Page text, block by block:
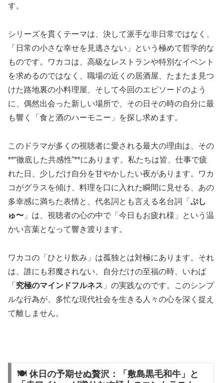
す。
シリーズを貫くテーマは、決して派手な非日常ではなく、
「日常の小さな幸せを見逃さない」という極めて哲学的な
ものです。ワカコは、高級なレストランや特別なイベント
を求めるのではなく、職場の近くの居酒屋、たまたま見つ
けた路地裏の小料理屋、そして今回のエピソードのよう
に、偶然出会った新しい場所で、その日その時の自分に最
も響く「食と酒のハーモニー」を探し求めます。
このドラマが多くの視聴者に愛される最大の理由は、その
**“徹底した共感性”**にあります。私たちは皆、仕事で疲
れた日、少しだけ自分を甘やかしたい夜があります。ワカ
コがグラスを傾け、料理を口に入れた瞬間に見せる、あの
多幸感に満ちた表情と、代名詞とも言える名台詞「 ぷし
ゅ〜 」は、視聴者の心の中で「今日もお疲れ様」という温
かい言葉となって響き渡ります。
ワカコの「ひとり飲み」は孤独とは対極にあります。それ
は、誰にも邪魔されない、自分だけの至福の時、いわば
「 究極のマインドフルネス 」の実践なのです。このシンプ
ルな行為が、多忙な現代社会を生きる人々の心を深く捉え
て離しません。
🍽 休日の予期せぬ贅沢：「敷島黒毛和牛」と